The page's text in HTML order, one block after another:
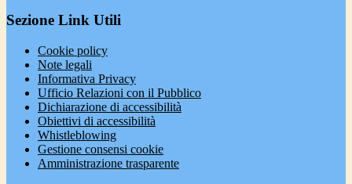
Sezione Link Utili
Cookie policy
Note legali
Informativa Privacy
Ufficio Relazioni con il Pubblico
Dichiarazione di accessibilità
Obiettivi di accessibilità
Whistleblowing
Gestione consensi cookie
Amministrazione trasparente